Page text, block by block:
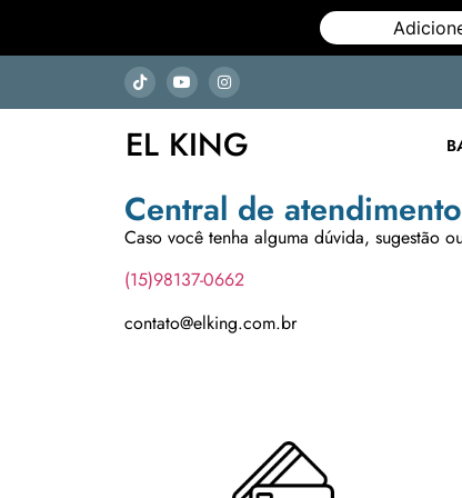
EL KING
Central de atendimento
Caso você tenha alguma dúvida, sugestão
(15)98137-0662
contato@elking.com.br